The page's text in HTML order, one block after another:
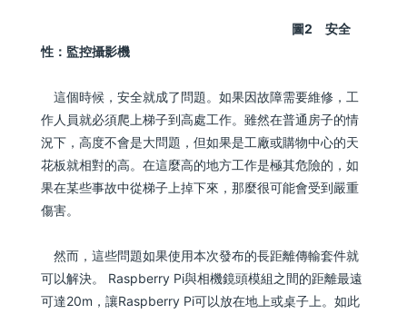
圖2 安全
性：監控攝影機
這個時候，安全就成了問題。如果因故障需要維修，工
作人員就必須爬上梯子到高處工作。雖然在普通房子的情
況下，高度不會是大問題，但如果是工廠或購物中心的天
花板就相對的高。在這麼高的地方工作是極其危險的，如
果在某些事故中從梯子上掉下來，那麼很可能會受到嚴重
傷害。
然而，這些問題如果使用本次發布的長距離傳輸套件就
可以解決。 Raspberry Pi與相機鏡頭模組之間的距離最遠
可達20m，讓Raspberry Pi可以放在地上或桌子上。如此